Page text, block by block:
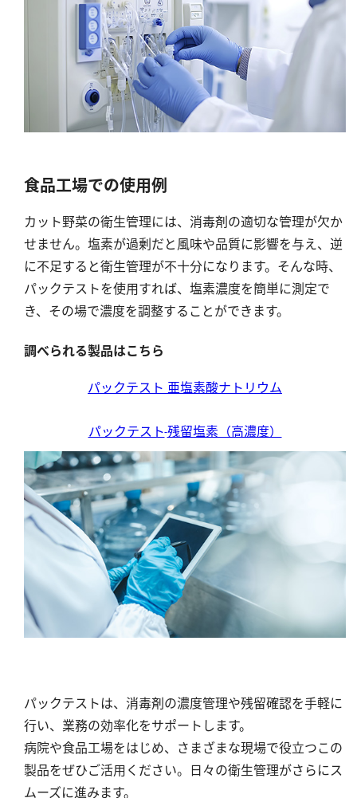
食品工場での使用例
カット野菜の衛生管理には、消毒剤の適切な管理が欠か
せません。塩素が過剰だと風味や品質に影響を与え、逆
に不足すると衛生管理が不十分になります。そんな時、
パックテストを使用すれば、塩素濃度を簡単に測定で
き、その場で濃度を調整することができます。
調べられる製品はこちら
パックテスト 亜塩素酸ナトリウム
パックテスト残留塩素（高濃度）
パックテストは、消毒剤の濃度管理や残留確認を手軽に
行い、業務の効率化をサポートします。
病院や食品工場をはじめ、さまざまな現場で役立つこの
製品をぜひご活用ください。日々の衛生管理がさらにス
ムーズに進みます。
シリカ
ビタミンC
アスベスト
グルタミン酸
吸光度
溶存酸素